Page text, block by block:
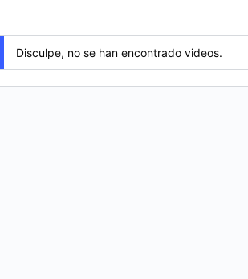
Disculpe, no se han encontrado videos.